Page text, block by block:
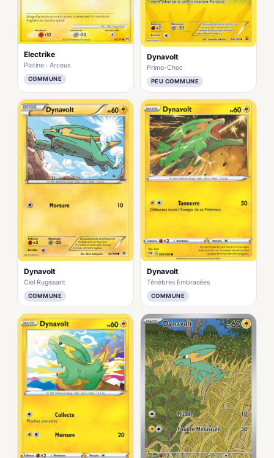
Electrike
Platine : Arceus
COMMUNE
Dynavolt
Primo-Choc
PEU COMMUNE
Dynavolt
Ciel Rugissant
COMMUNE
Dynavolt
Ténèbres Embrasées
COMMUNE